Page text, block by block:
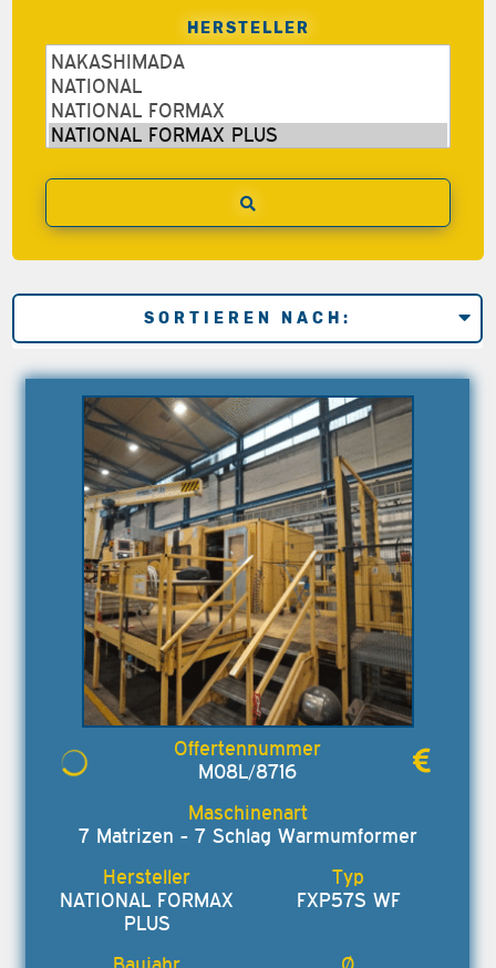
HERSTELLER
M08L/8716
7 Matrizen - 7 Schlag Warmumformer
NATIONAL FORMAX
PLUS
FXP57S WF